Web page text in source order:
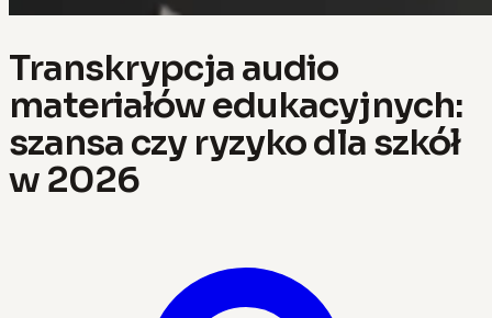
Transkrypcja audio
materiałów edukacyjnych:
szansa czy ryzyko dla szkół
w 2026